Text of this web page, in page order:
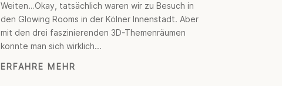
Weiten…Okay, tatsächlich waren wir zu Besuch in
den Glowing Rooms in der Kölner Innenstadt. Aber
mit den drei faszinierenden 3D-Themenräumen
konnte man sich wirklich...
ERFAHRE MEHR